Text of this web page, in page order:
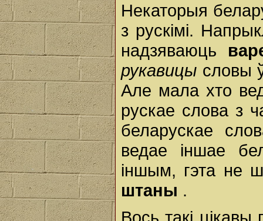
Некаторыя
з рускімі.
надзяваюць
рукавицы словы
Але мала хто
рускае слова з
беларускае
ведае іншае
іншым, гэта не
штаны .